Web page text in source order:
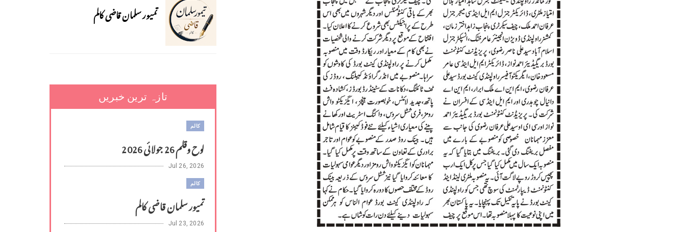
تمیور سلمان قاضی کالم
تازہ ترین خبریں
کالم
لوح وقلم 26 جولائی 2026
Jul 26, 2026
کالم
تمیور سلمان قاضی کالم
Jul 23, 2026